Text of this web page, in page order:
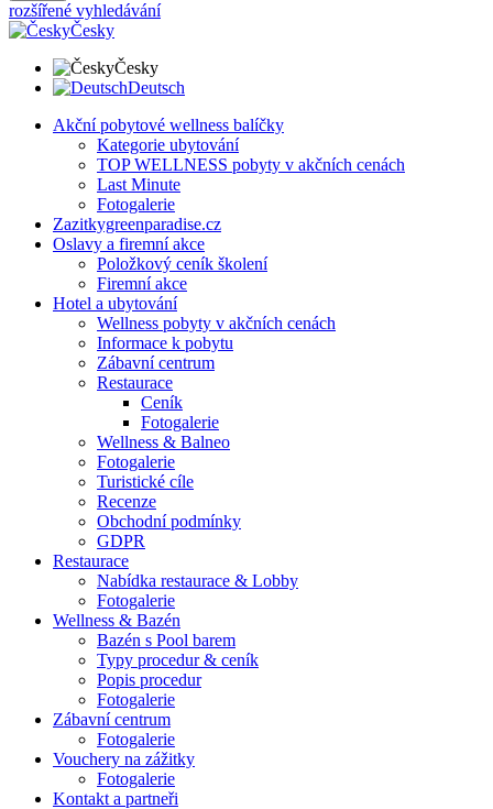
rozšířené vyhledávání
Česky
Česky
Deutsch
Akční pobytové wellness balíčky
Kategorie ubytování
TOP WELLNESS pobyty v akčních cenách
Last Minute
Fotogalerie
Zazitkygreenparadise.cz
Oslavy a firemní akce
Položkový ceník školení
Firemní akce
Hotel a ubytování
Wellness pobyty v akčních cenách
Informace k pobytu
Zábavní centrum
Restaurace
Ceník
Fotogalerie
Wellness & Balneo
Fotogalerie
Turistické cíle
Recenze
Obchodní podmínky
GDPR
Restaurace
Nabídka restaurace & Lobby
Fotogalerie
Wellness & Bazén
Bazén s Pool barem
Typy procedur & ceník
Popis procedur
Fotogalerie
Zábavní centrum
Fotogalerie
Vouchery na zážitky
Fotogalerie
Kontakt a partneři